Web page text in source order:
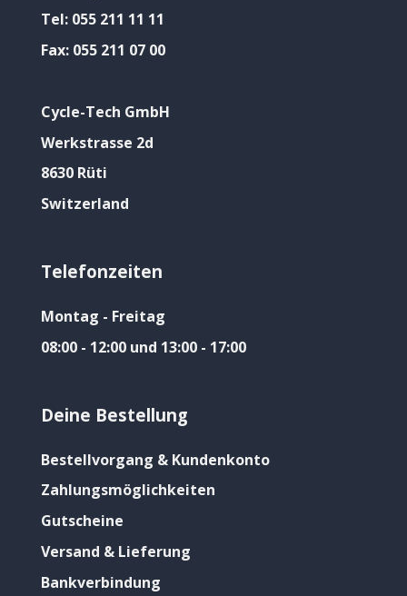
Tel: 055 211 11 11
Fax: 055 211 07 00
Cycle-Tech GmbH
Werkstrasse 2d
8630 Rüti
Switzerland
Telefonzeiten
Montag - Freitag
08:00 - 12:00 und 13:00 - 17:00
Deine Bestellung
Bestellvorgang & Kundenkonto
Zahlungsmöglichkeiten
Gutscheine
Versand & Lieferung
Bankverbindung